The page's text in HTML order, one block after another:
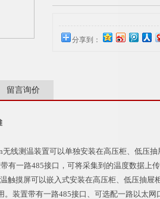
分享到：
留言询价
线测温装置可以单独安装在高压柜、低压
有一路485接口，可将采集到的温度数据上传
摸屏可以嵌入式安装在高压柜、低压抽屉
。装置带有一路485接口、可选配一路以太网